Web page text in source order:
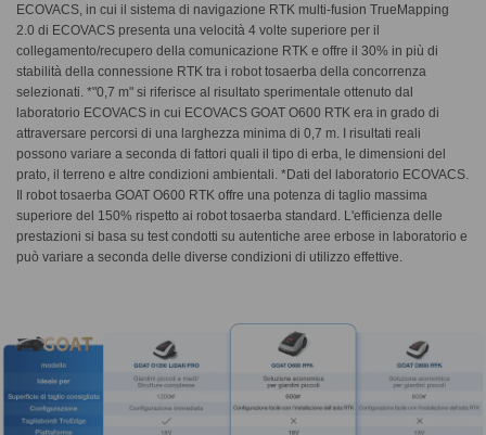
ECOVACS, in cui il sistema di navigazione RTK multi-fusion TrueMapping
2.0 di ECOVACS presenta una velocità 4 volte superiore per il
collegamento/recupero della comunicazione RTK e offre il 30% in più di
stabilità della connessione RTK tra i robot tosaerba della concorrenza
selezionati. *"0,7 m" si riferisce al risultato sperimentale ottenuto dal
laboratorio ECOVACS in cui ECOVACS GOAT O600 RTK era in grado di
attraversare percorsi di una larghezza minima di 0,7 m. I risultati reali
possono variare a seconda di fattori quali il tipo di erba, le dimensioni del
prato, il terreno e altre condizioni ambientali. *Dati del laboratorio ECOVACS.
Il robot tosaerba GOAT O600 RTK offre una potenza di taglio massima
superiore del 150% rispetto ai robot tosaerba standard. L'efficienza delle
prestazioni si basa su test condotti su autentiche aree erbose in laboratorio e
può variare a seconda delle diverse condizioni di utilizzo effettive.